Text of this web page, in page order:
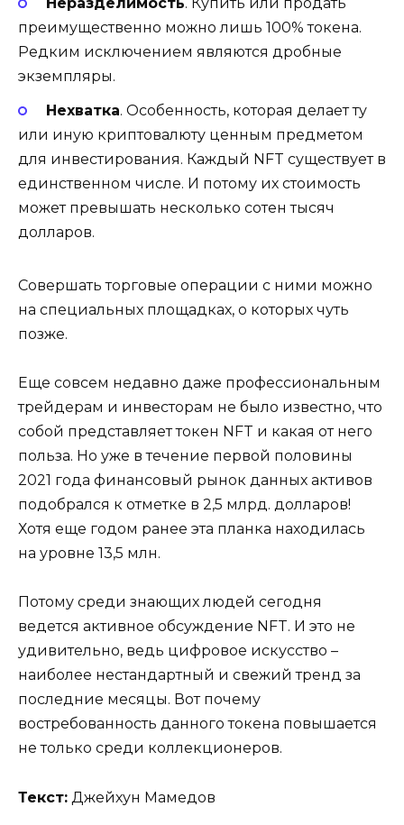
преимущественно можно лишь 100% токена.
Редким исключением являются дробные
экземпляры.
Нехватка. Особенность, которая делает ту
или иную криптовалюту ценным предметом
для инвестирования. Каждый NFT существует в
единственном числе. И потому их стоимость
может превышать несколько сотен тысяч
долларов.
Совершать торговые операции с ними можно
на специальных площадках, о которых чуть
позже.
Еще совсем недавно даже профессиональным
трейдерам и инвесторам не было известно, что
собой представляет токен NFT и какая от него
польза. Но уже в течение первой половины
2021 года финансовый рынок данных активов
подобрался к отметке в 2,5 млрд. долларов!
Хотя еще годом ранее эта планка находилась
на уровне 13,5 млн.
Потому среди знающих людей сегодня
ведется активное обсуждение NFT. И это не
удивительно, ведь цифровое искусство –
наиболее нестандартный и свежий тренд за
последние месяцы. Вот почему
востребованность данного токена повышается
не только среди коллекционеров.
Текст: Джейхун Мамедов